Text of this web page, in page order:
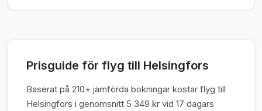
Prisguide för flyg till Helsingfors
Baserat på 210+ jämförda bokningar kostar flyg till
Helsingfors i genomsnitt 5 349 kr vid 17 dagars